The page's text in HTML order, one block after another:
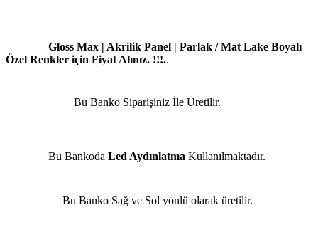
Gloss Max | Akrilik Panel | Parlak / Mat Lake Boyalı
Özel Renkler için Fiyat Alınız. !!!..
Bu Banko Siparişiniz İle Üretilir.
Bu Bankoda Led Aydınlatma Kullanılmaktadır.
Bu Banko Sağ ve Sol yönlü olarak üretilir.